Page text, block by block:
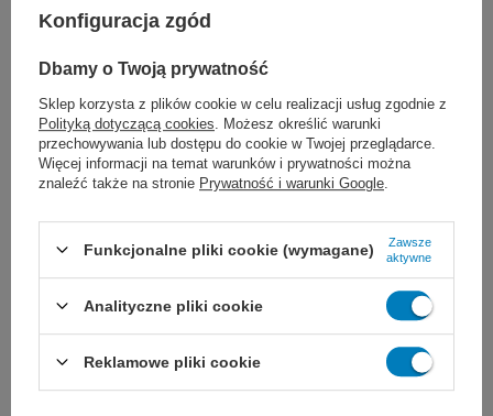
z trwałej stali szlachetnej
przetworniki piezoceramiczne typ Sandwich
układy grzania sterowane przez regulatory
temperatury
samoczynnie po upływie określonego czasu
zawory spustowe i wygodne uchwyty
zastosowaniew gabinetach stomatologicznych,
przy myciu i dezynfekcji narzędzi medycznych,
pracowniach jubilerskich, oraz w serwisach
aparatury paliwowej, pilarek, drukarek
Konfiguracja zgód
Dbamy o Twoją prywatność
Sklep korzysta z plików cookie w celu realizacji usług zgodnie z
Polityką dotyczącą cookies . Możesz określić warunki
przechowywania lub dostępu do cookie w Twojej przeglądarce.
Więcej informacji na temat warunków i prywatności można
znaleźć także na stronie Prywatność i warunki Google
Funkcjonalne pliki cookie (wymagane)
Zawsze
aktywne
Analityczne pliki cookie
Reklamowe pliki cookie